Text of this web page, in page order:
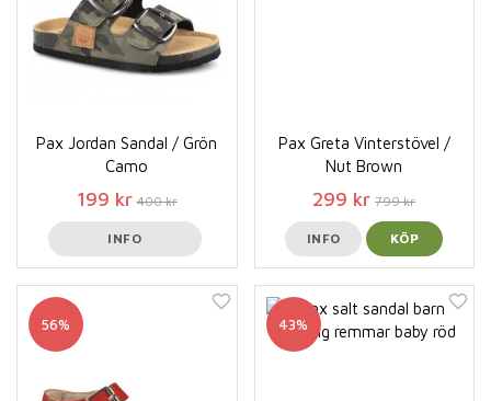
Pax Jordan Sandal / Grön
Camo
199 kr 400 kr
INFO
Pax Greta Vinterstövel /
Nut Brown
299 kr 799 kr
INFO KÖP
56% 43%